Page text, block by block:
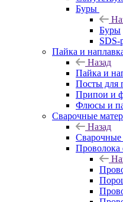
Буры
Буры
SDS-
Пайка и
Назад
Пайка и
Посты для
Припои и
Флюсы и
Сварочные
Назад
Сварочные
Проволока